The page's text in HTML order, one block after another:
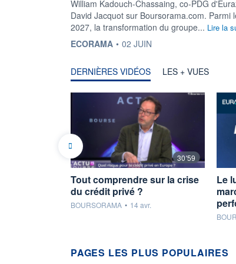
William Kadouch-Chassaing, co-PDG
David Jacquot sur Boursorama.com.
2027, la transformation du groupe... Lire la
INFORMATION FOURNIE PAR
ECORAMA • 02 JUIN
DERNIÈRES VIDÉOS LES + VUES
30'59
Tout comprendre sur la crise
du crédit privé ?
information fournie par
BOURSORAMA • 14 avr.
Le
PAGES LES PLUS POPULAIRES